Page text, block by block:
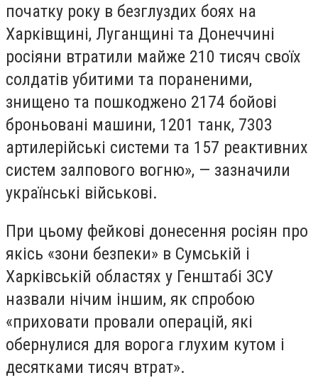
початку року в безглуздих боях на
Харківщині, Луганщині та Донеччині
росіяни втратили майже 210 тисяч своїх
солдатів убитими та пораненими,
знищено та пошкоджено 2174 бойові
броньовані машини, 1201 танк, 7303
артилерійські системи та 157 реактивних
систем залпового вогню», — зазначили
українські військові.
При цьому фейкові донесення росіян про
якісь «зони безпеки» в Сумській і
Харківській областях у Генштабі ЗСУ
назвали нічим іншим, як спробою
«приховати провали операцій, які
обернулися для ворога глухим кутом і
десятками тисяч втрат».